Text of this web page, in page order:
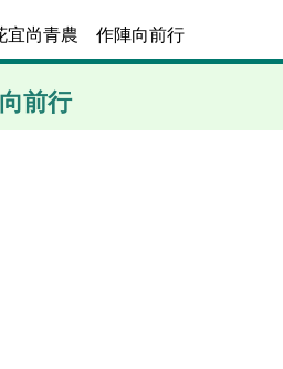
宜尚青農 作陣向前行
前行